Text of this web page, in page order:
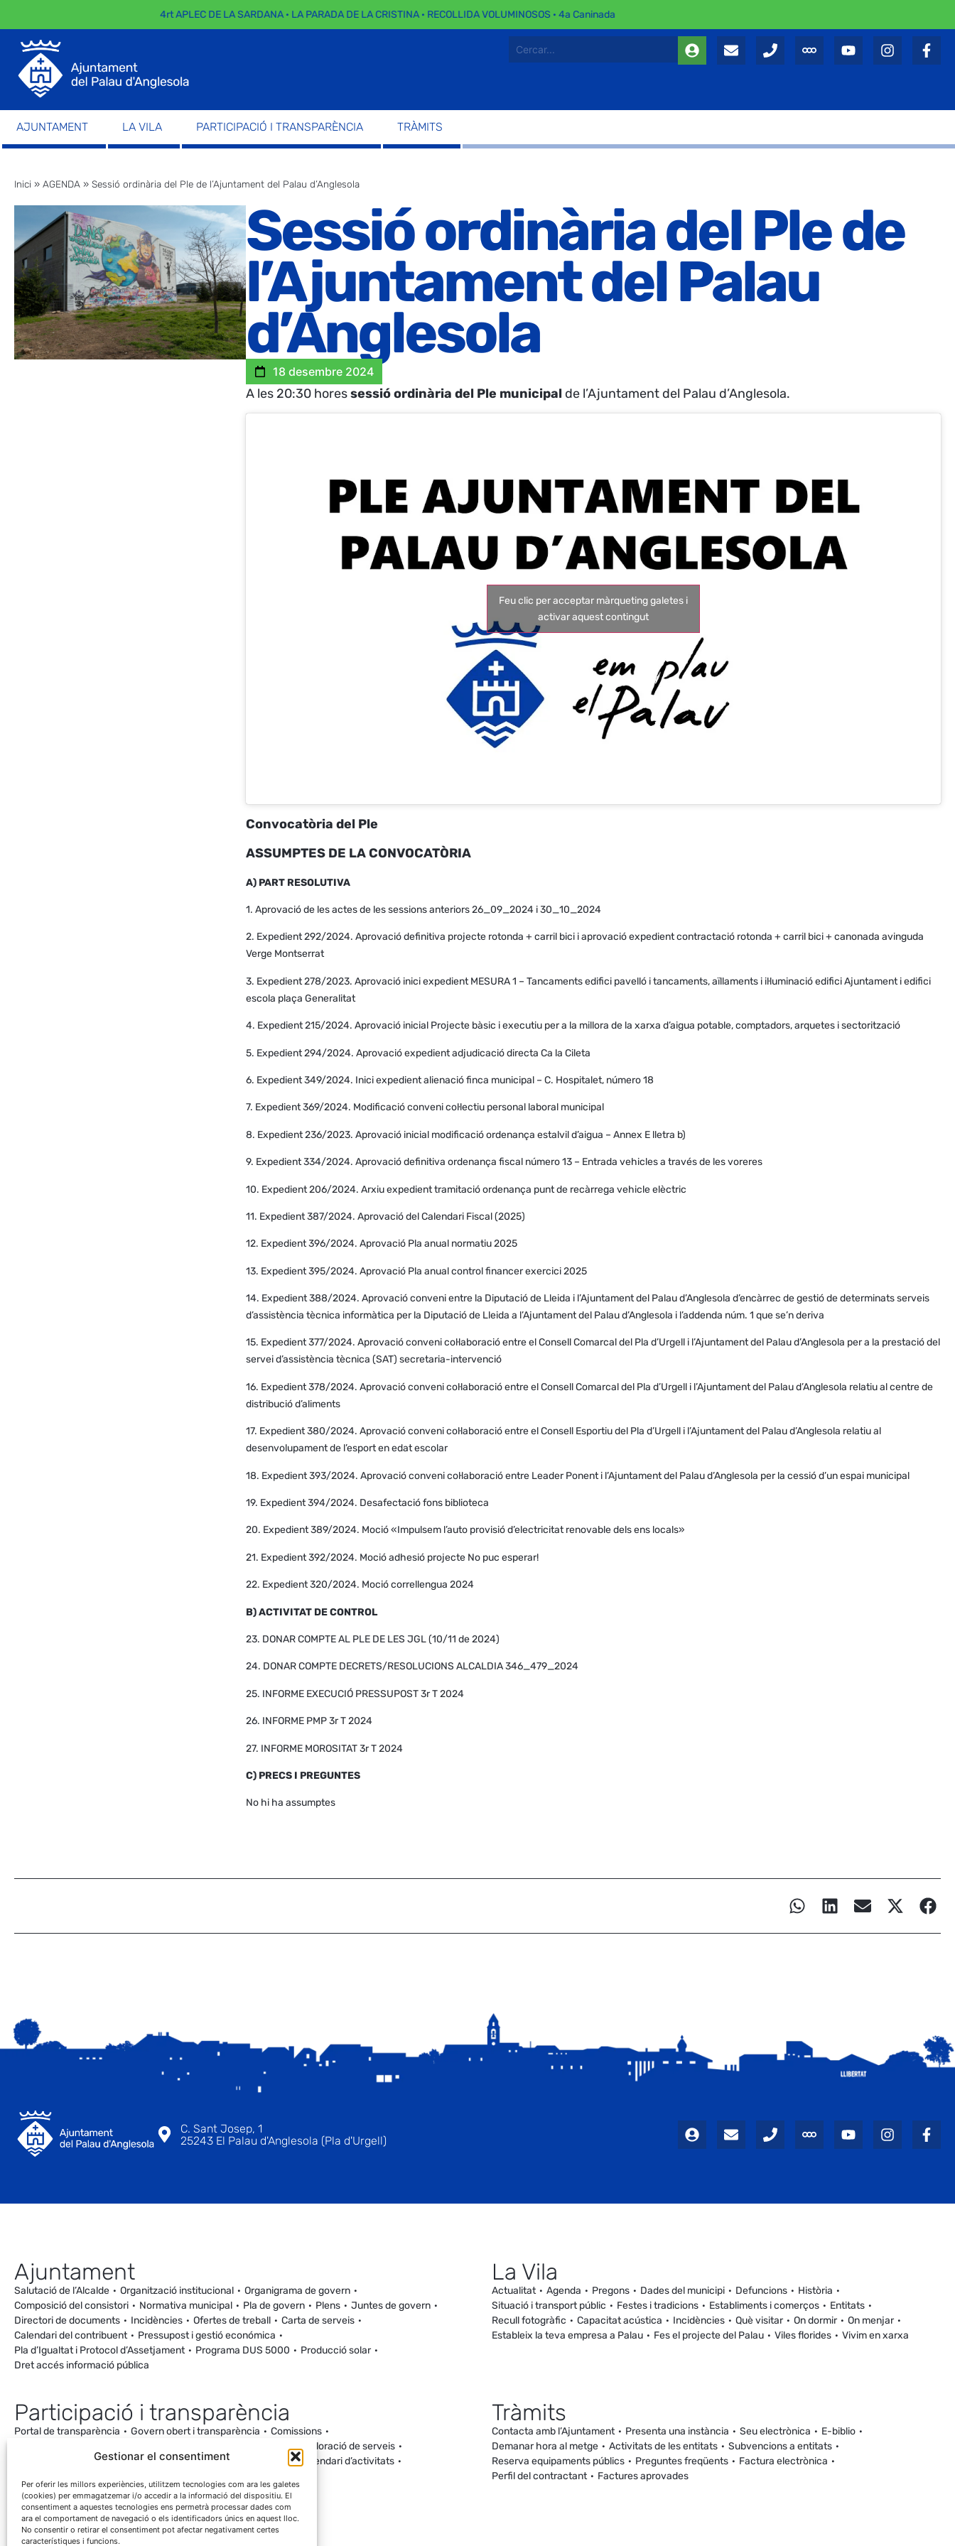
Gestionar el consentiment
Per oferir les millors experiències, utilitzem tecnologies com ara les galetes
(cookies) per emmagatzemar i/o accedir a la informació del dispositiu. El
consentiment a aquestes tecnologies ens permetrà processar dades com
ara el comportament de navegació o els identificadors únics en aquest lloc.
No consentir o retirar el consentiment pot afectar negativament certes
característiques i funcions.
4rt APLEC DE LA SARDANA · LA PARADA DE LA CRISTINA · RECOLLIDA VOLUMINOSOS · 4a Caninada
AJUNTAMENT LA VILA PARTICIPACIÓ I TRANSPARÈNCIA TRÀMITS
Inici » AGENDA » Sessió ordinària del Ple de l’Ajuntament del Palau d’Anglesola
Sessió ordinària del Ple de
l’Ajuntament del Palau
d’Anglesola
18 desembre 2024
A les 20:30 horessessió ordinària del Ple municipal de l’Ajuntament del Palau d’Anglesola.
Feu clic per acceptar màrqueting galetes i
activar aquest contingut
Convocatòria del Ple
ASSUMPTES DE LA CONVOCATÒRIA
A) PART RESOLUTIVA
1. Aprovació de les actes de les sessions anteriors 26_09_2024 i 30_10_2024
2. Expedient 292/2024. Aprovació definitiva projecte rotonda + carril bici i aprovació expedient contractació rotonda + carril bici + canonada avinguda
Verge Montserrat
3. Expedient 278/2023. Aprovació inici expedient MESURA 1 – Tancaments edifici pavelló i tancaments, aïllaments i il·luminació edifici Ajuntament i edifici
escola plaça Generalitat
4. Expedient 215/2024. Aprovació inicial Projecte bàsic i executiu per a la millora de la xarxa d’aigua potable, comptadors, arquetes i sectorització
5. Expedient 294/2024. Aprovació expedient adjudicació directa Ca la Cileta
6. Expedient 349/2024. Inici expedient alienació finca municipal – C. Hospitalet, número 18
7. Expedient 369/2024. Modificació conveni col·lectiu personal laboral municipal
8. Expedient 236/2023. Aprovació inicial modificació ordenança estalvil d’aigua – Annex E lletra b)
9. Expedient 334/2024. Aprovació definitiva ordenança fiscal número 13 – Entrada vehicles a través de les voreres
10. Expedient 206/2024. Arxiu expedient tramitació ordenança punt de recàrrega vehicle elèctric
11. Expedient 387/2024. Aprovació del Calendari Fiscal (2025)
12. Expedient 396/2024. Aprovació Pla anual normatiu 2025
13. Expedient 395/2024. Aprovació Pla anual control financer exercici 2025
14. Expedient 388/2024. Aprovació conveni entre la Diputació de Lleida i l’Ajuntament del Palau d’Anglesola d’encàrrec de gestió de determinats serveis
d’assistència tècnica informàtica per la Diputació de Lleida a l’Ajuntament del Palau d’Anglesola i l’addenda núm. 1 que se’n deriva
15. Expedient 377/2024. Aprovació conveni col·laboració entre el Consell Comarcal del Pla d’Urgell i l’Ajuntament del Palau d’Anglesola per a la prestació del
servei d’assistència tècnica (SAT) secretaria-intervenció
16. Expedient 378/2024. Aprovació conveni col·laboració entre el Consell Comarcal del Pla d’Urgell i l’Ajuntament del Palau d’Anglesola relatiu al centre de
distribució d’aliments
17. Expedient 380/2024. Aprovació conveni col·laboració entre el Consell Esportiu del Pla d’Urgell i l’Ajuntament del Palau d’Anglesola relatiu al
desenvolupament de l’esport en edat escolar
18. Expedient 393/2024. Aprovació conveni col·laboració entre Leader Ponent i l’Ajuntament del Palau d’Anglesola per la cessió d’un espai municipal
19. Expedient 394/2024. Desafectació fons biblioteca
20. Expedient 389/2024. Moció «Impulsem l’auto provisió d’electricitat renovable dels ens locals»
21. Expedient 392/2024. Moció adhesió projecte No puc esperar!
22. Expedient 320/2024. Moció correllengua 2024
B) ACTIVITAT DE CONTROL
23. DONAR COMPTE AL PLE DE LES JGL (10/11 de 2024)
24. DONAR COMPTE DECRETS/RESOLUCIONS ALCALDIA 346_479_2024
25. INFORME EXECUCIÓ PRESSUPOST 3r T 2024
26. INFORME PMP 3r T 2024
27. INFORME MOROSITAT 3r T 2024
C) PRECS I PREGUNTES
No hi ha assumptes
C. Sant Josep, 1
25243 El Palau d'Anglesola (Pla d'Urgell)
Ajuntament
Salutació de l’Alcalde Organització institucional
Organigrama de govern
Composició del consistori
Normativa municipal Pla de govern Plens
Juntes de govern
Directori de documents
Incidències Ofertes de treball
Carta de serveis
Calendari del contribuent
Pressupost i gestió económica
Pla d’Igualtat i Protocol d’Assetjament
Programa DUS 5000
Producció solar
Dret accés informació pública
La Vila
Actualitat Agenda Pregons Dades del municipi Defuncions
Història
Situació i transport públic
Festes i tradicions Establiments i comerços
Entitats
Recull fotogràfic
Capacitat acústica Incidències Què visitar On dormir
On menjar
Estableix la teva empresa a Palau
Fes el projecte del Palau Viles florides Vivim en xarxa
Participació i transparència
Portal de transparència Govern obert i transparència
Comissions
Processos participatius
Valoració de serveis
Canal de denúncies Comunitat local d’energia
Calendari d’activitats
Tràmits
Contacta amb l’Ajuntament Presenta una instància Seu electrònica
E-biblio
Demanar hora al metge
Activitats de les entitats
Subvencions a entitats
Reserva equipaments públics
Preguntes freqüents
Factura electrònica
Perfil del contractant
Factures aprovades